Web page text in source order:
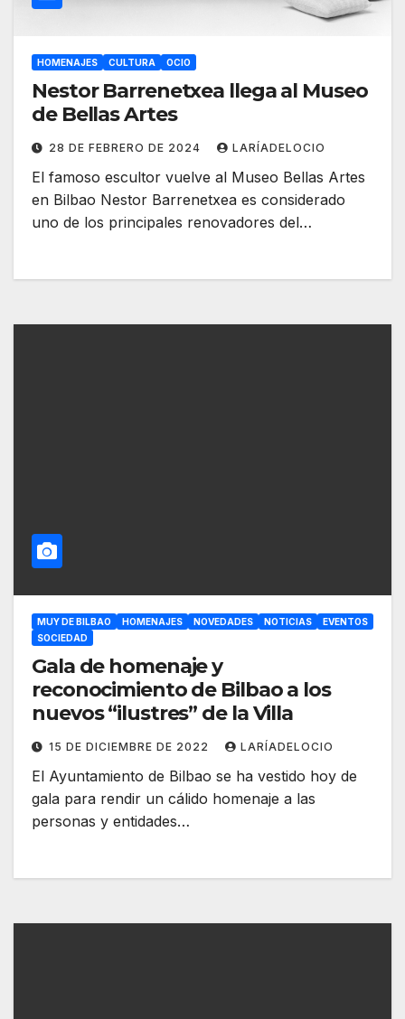
HOMENAJES CULTURA OCIO
Nestor Barrenetxea llega al Museo
de Bellas Artes
28 DE FEBRERO DE 2024 LARÍADELOCIO
El famoso escultor vuelve al Museo Bellas Artes
en Bilbao Nestor Barrenetxea es considerado
uno de los principales renovadores del…
MUY DE BILBAO HOMENAJES NOVEDADES NOTICIAS
EVENTOS
SOCIEDAD
Gala de homenaje y
reconocimiento de Bilbao a los
nuevos “ilustres” de la Villa
15 DE DICIEMBRE DE 2022 LARÍADELOCIO
El Ayuntamiento de Bilbao se ha vestido hoy de
gala para rendir un cálido homenaje a las
personas y entidades…